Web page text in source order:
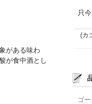
がある味わ
が食中酒とし
只
(カ
ゴ